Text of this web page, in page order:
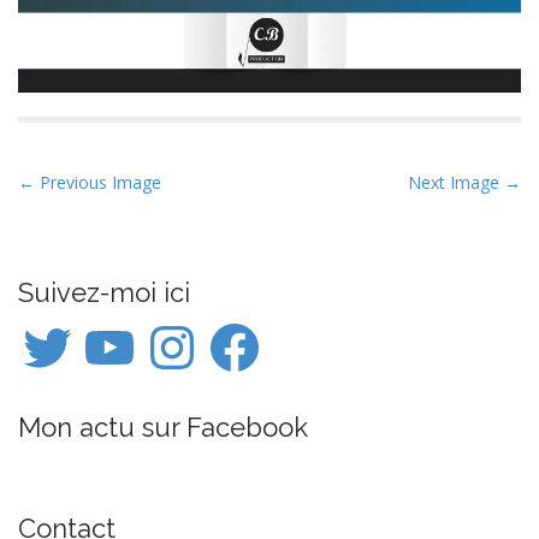
P
t
n
a
v
g
i
← Previous Image Next Image →
Suivez-moi ici
Twitter YouTube InstagramFacebook
Mon actu sur Facebook
Contact